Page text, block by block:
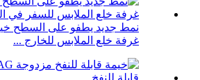
نمط جديد يطفو على السطح
غرفة خلع الملابس للخارج ...